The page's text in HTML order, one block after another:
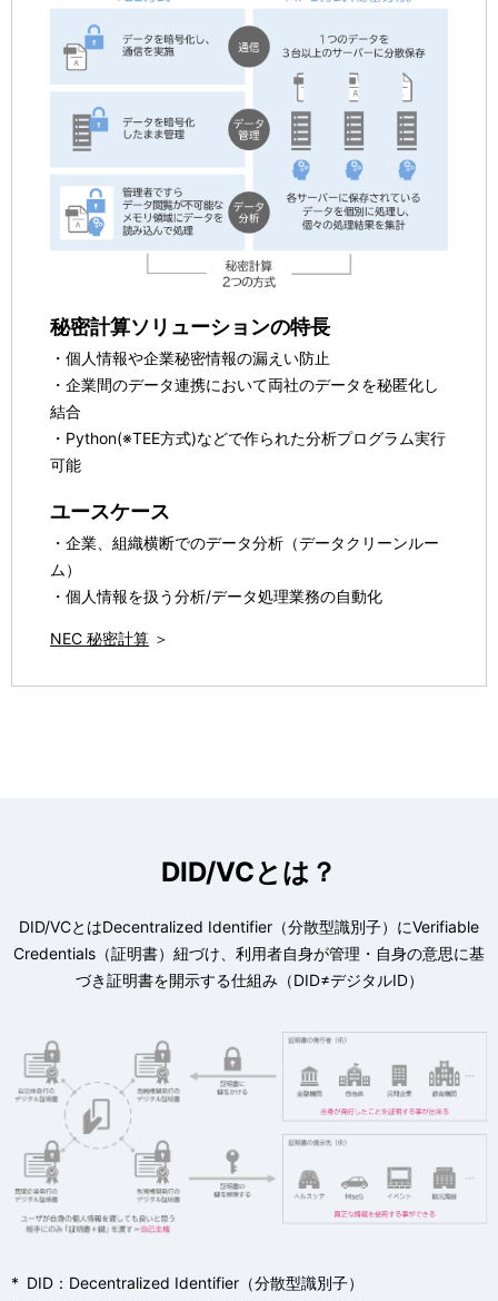
秘密計算ソリューションの特長
・個人情報や企業秘密情報の漏えい防止
・企業間のデータ連携において両社のデータを秘匿化し
結合
・Python(※TEE方式)などで作られた分析プログラム実行
可能
ユースケース
・企業、組織横断でのデータ分析（データクリーンルー
ム）
・個人情報を扱う分析/データ処理業務の自動化
NEC 秘密計算 ＞
DID/VCとは？
DID/VCとはDecentralized Identifier（分散型識別子）にVerifiable
Credentials（証明書）紐づけ、利用者自身が管理・自身の意思に基
づき証明書を開示する仕組み（DID≠デジタルID）
* DID：Decentralized Identifier（分散型識別子）